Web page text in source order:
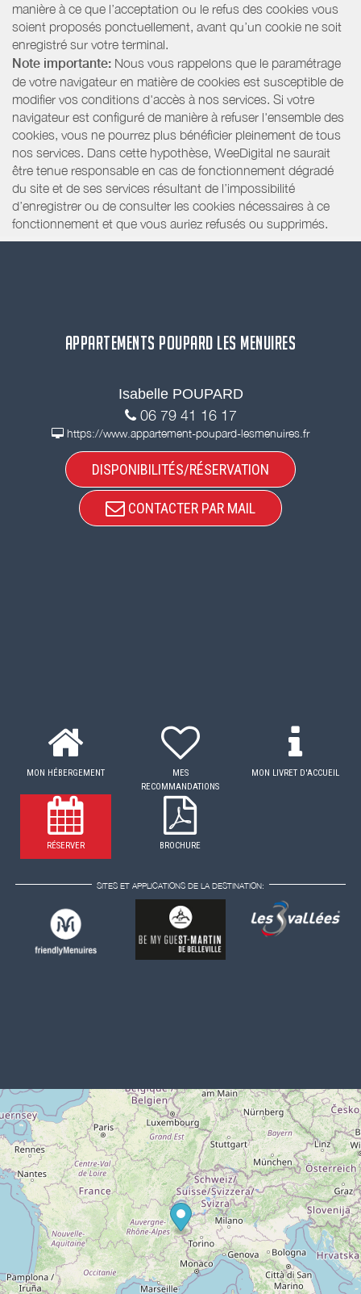
manière à ce que l’acceptation ou le refus des cookies vous
soient proposés ponctuellement, avant qu’un cookie ne soit
enregistré sur votre terminal.
Note importante: Nous vous rappelons que le paramétrage
de votre navigateur en matière de cookies est susceptible de
modifier vos conditions d'accès à nos services. Si votre
navigateur est configuré de manière à refuser l'ensemble des
cookies, vous ne pourrez plus bénéficier pleinement de tous
nos services. Dans cette hypothèse, WeeDigital ne saurait
être tenue responsable en cas de fonctionnement dégradé
du site et de ses services résultant de l’impossibilité
d’enregistrer ou de consulter les cookies nécessaires à ce
fonctionnement et que vous auriez refusés ou supprimés.
APPARTEMENTS POUPARD LES MENUIRES
Isabelle POUPARD
06 79 41 16 17
https://www.appartement-poupard-lesmenuires.fr
DISPONIBILITÉS/RÉSERVATION
CONTACTER PAR MAIL
MON HÉBERGEMENT
MES
RECOMMANDATIONS
MON LIVRET D'ACCUEIL
RÉSERVER BROCHURE
SITES ET APPLICATIONS DE LA DESTINATION: